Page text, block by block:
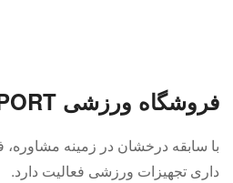
فروشگاه ورزشی FIT SPORT
با سابقه درخشان در زمینه
داری تجهیزات ورزشی فعالیت دارد.